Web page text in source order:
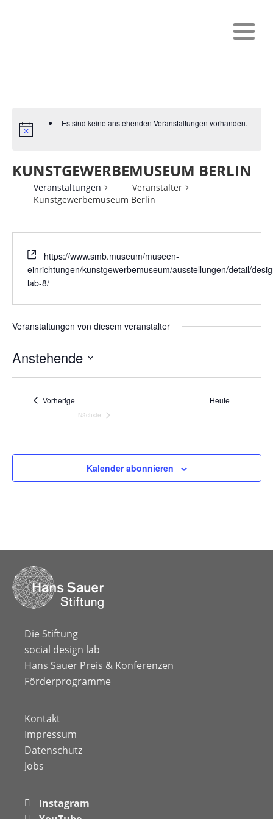
Es sind keine anstehenden Veranstaltungen vorhanden.
KUNSTGEWERBEMUSEUM BERLIN
Veranstaltungen
Veranstalter
Kunstgewerbemuseum Berlin
https://www.smb.museum/museen-
einrichtungen/kunstgewerbemuseum/ausstellungen/detail/
lab-8/
Veranstaltungen von diesem veranstalter
Anstehende
Datum
VorherigeVeranstaltungen Heute
Nächste
Kalender abonnieren
Die Stiftung
social design lab
Hans Sauer Preis & Konferenzen
Förderprogramme
Kontakt
Impressum
Datenschutz
Jobs
Instagram